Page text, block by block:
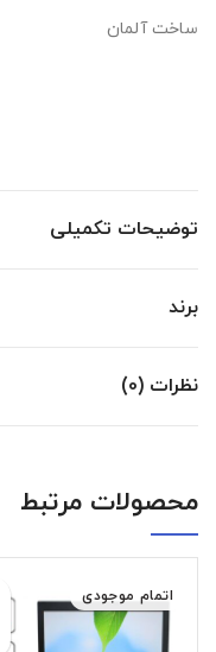
ساخت آلمان
توضیحات تکمیلی
برند
نظرات (0)
محصولات مرتبط
اتمام موجودی